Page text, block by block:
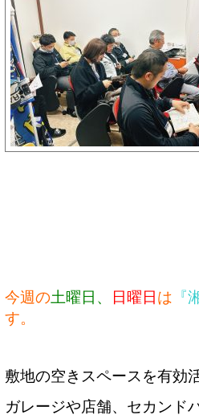
今週の土曜日、 日曜日は 『
す。
敷地の空きスペースを有効
ガレージや店舗、セカンド